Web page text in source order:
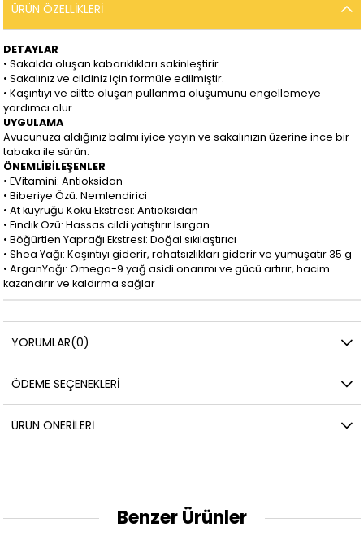
ÜRÜN ÖZELLIKLERI
DETAYLAR
• Sakalda oluşan kabarıklıkları sakinleştirir.
• Sakalınız ve cildiniz için formüle edilmiştir.
• Kaşıntıyı ve ciltte oluşan pullanma oluşumunu engellemeye
yardımcı olur.
UYGULAMA
Avucunuza aldığınız balmı iyice yayın ve sakalınızın üzerine ince bir
tabaka ile sürün.
ÖNEMLİBİLEŞENLER
• EVitamini: Antioksidan
• Biberiye Özü: Nemlendirici
• At kuyruğu Kökü Ekstresi: Antioksidan
• Fındık Özü: Hassas cildi yatıştırır Isırgan
• Böğürtlen Yaprağı Ekstresi: Doğal sıkılaştırıcı
• Shea Yağı: Kaşıntıyı giderir, rahatsızlıkları giderir ve yumuşatır 35 g
• ArganYağı: Omega-9 yağ asidi onarımı ve gücü artırır, hacim
kazandırır ve kaldırma sağlar
YORUMLAR(0)
ÖDEME SEÇENEKLERI
ÜRÜN ÖNERILERI
Benzer Ürünler